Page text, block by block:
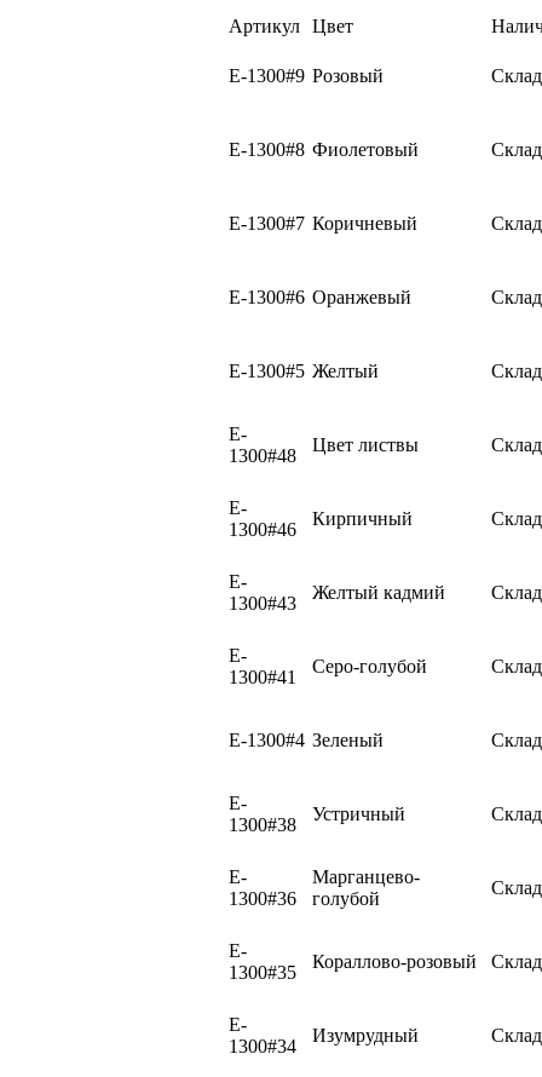
Артикул Цвет
E-1300#9 Розовый
E-1300#8 Фиолетовый
E-1300#7 Коричневый
E-1300#6 Оранжевый
E-1300#5 Желтый
E-
1300#48
Цвет листвы
E-
1300#46
Кирпичный
E-
1300#43
Желтый кадмий
E-
1300#41
Серо-голубой
E-1300#4 Зеленый
E-
1300#38
Устричный
E-
1300#36
Марганцево-
голубой
E-
1300#35
Кораллово-розовый
E-
1300#34
Изумрудный